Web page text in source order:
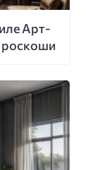
Арт-
роскоши